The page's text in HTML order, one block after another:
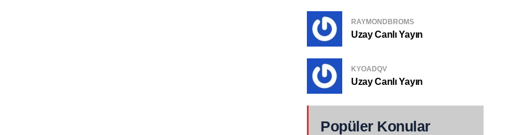
RAYMONDBROMS
Uzay Canlı Yayın
KYOADQV
Uzay Canlı Yayın
Popüler Konular